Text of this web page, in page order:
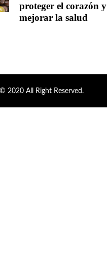
proteger el corazón y
mejorar la salud
© 2020 All Right Reserved.